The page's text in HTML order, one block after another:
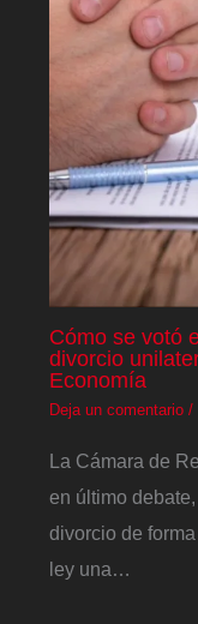
Cómo se votó
divorcio
Economía
Deja un comentario /
La Cámara de
en último
divorcio de
ley una…